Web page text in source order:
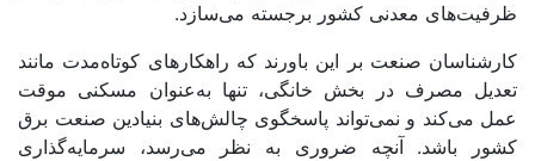
ظرفیت‌‌‌های معدنی کشور برجسته می‌‌‌سازد.
کارشناسان صنعت بر این باورند که راهکارهای کوتاه‌‌‌مدت مانند
تعدیل مصرف در بخش خانگی، تنها به‌عنوان مسکنی موقت
عمل می‌کند و نمی‌‌‌تواند پاسخگوی چالش‌‌‌های بنیادین صنعت برق
کشور باشد. آنچه ضروری به نظر می‌‌‌رسد، سرمایه‌گذاری